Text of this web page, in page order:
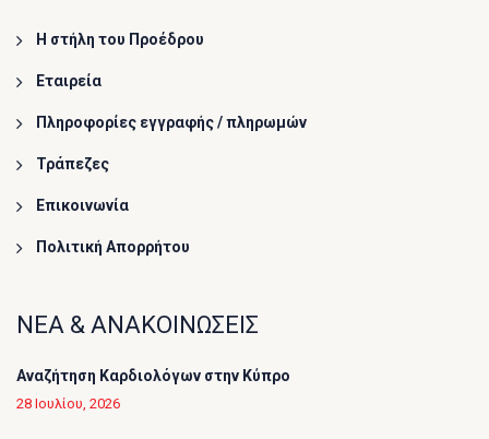
Η στήλη του Προέδρου
Εταιρεία
Πληροφορίες εγγραφής / πληρωμών
Τράπεζες
Επικοινωνία
Πολιτική Απορρήτου
ΝΕΑ & ΑΝΑΚΟΙΝΩΣΕΙΣ
Αναζήτηση Καρδιολόγων στην Κύπρο
28 Ιουλίου, 2026